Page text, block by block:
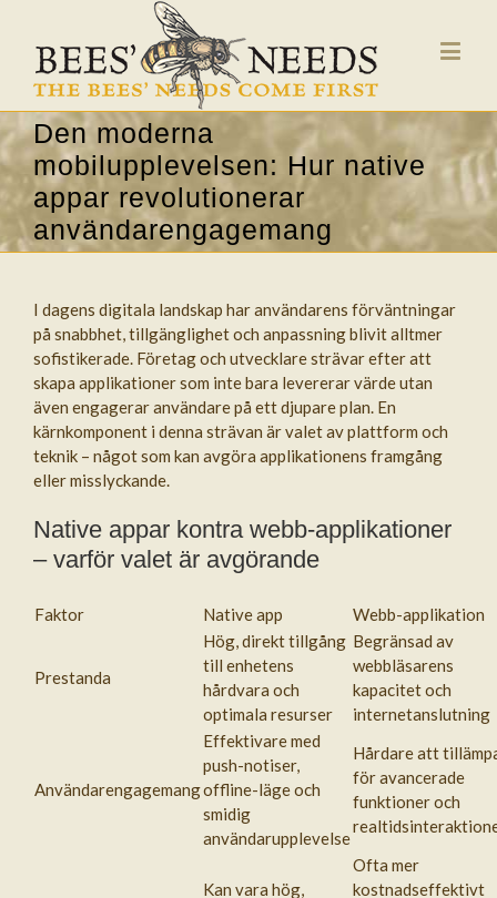
Den moderna
mobilupplevelsen: Hur native
appar revolutionerar
användarengagemang
I dagens digitala landskap har användarens förväntningar
på snabbhet, tillgänglighet och anpassning blivit alltmer
sofistikerade. Företag och utvecklare strävar efter att
skapa applikationer som inte bara levererar värde utan
även engagerar användare på ett djupare plan. En
kärnkomponent i denna strävan är valet av plattform och
teknik – något som kan avgöra applikationens framgång
eller misslyckande.
Native appar kontra webb-applikationer
– varför valet är avgörande
Faktor Native app Webb-applikation
Prestanda
Hög, direkt tillgång
till enhetens
hårdvara och
optimala resurser
Begränsad av
webbläsarens
kapacitet och
internetanslutning
Användarengagemang
Effektivare med
push-notiser,
offline-läge och
smidig
användarupplevelse
Hårdare att
för avancerade
funktioner och
Kan vara hög,
Ofta mer
kostnadseffektivt